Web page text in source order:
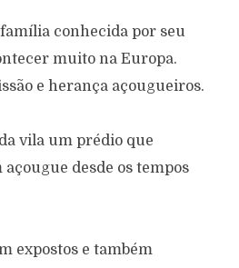
conhecida por seu
muito na Europa.
e herança açougueiros.
vila um prédio que
desde os tempos
expostos e também